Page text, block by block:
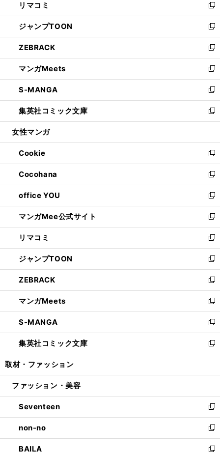
で
開
く
ド
ウ
で
開
く
ィ
ン
ド
ウ
で
開
く
い
ウ
ィ
ン
ド
ウ
で
開
く
リマコミ
新
し
い
ウ
ィ
ン
ド
ウ
で
開
く
ジャンプTOON
新
し
い
ウ
ィ
ン
ド
ウ
で
開
ZEBRACK
新
し
い
ウ
ィ
ン
ド
ウ
開
く
マンガMeets
新
し
い
ウ
ィ
ン
ウ
で
開
く
S-MANGA
新
し
い
ウ
ン
ド
ウ
で
開
く
集英社コミック文庫
新
し
ウ
ィ
ン
ド
ウ
で
開
く
女性マンガ
Cookie
新
し
い
ウ
ィ
ン
ド
ウ
で
開
く
Cocohana
新
し
い
ウ
ィ
ン
ド
ウ
で
開
く
office YOU
新
し
い
ウ
ィ
ン
ド
ウ
で
開
く
マンガMee公式サイト
新
し
い
ウ
ィ
ン
ド
ウ
で
開
く
リマコミ
新
し
い
ウ
ィ
ン
ド
ウ
で
開
く
ジャンプTOON
新
し
い
ウ
ィ
ン
ド
ウ
で
開
ZEBRACK
新
し
い
ウ
ィ
ン
ド
ウ
開
マンガMeets
新
し
い
ウ
ィ
ン
ウ
開
く
S-MANGA
新
し
い
ウ
ン
ウ
で
開
く
集英社コミック文庫
新
し
ウ
ン
ド
ウ
で
開
く
取材・ファッション
ファッション・美容
Seventeen
新
し
い
ウ
ィ
non-no
新
し
い
BAILA
新